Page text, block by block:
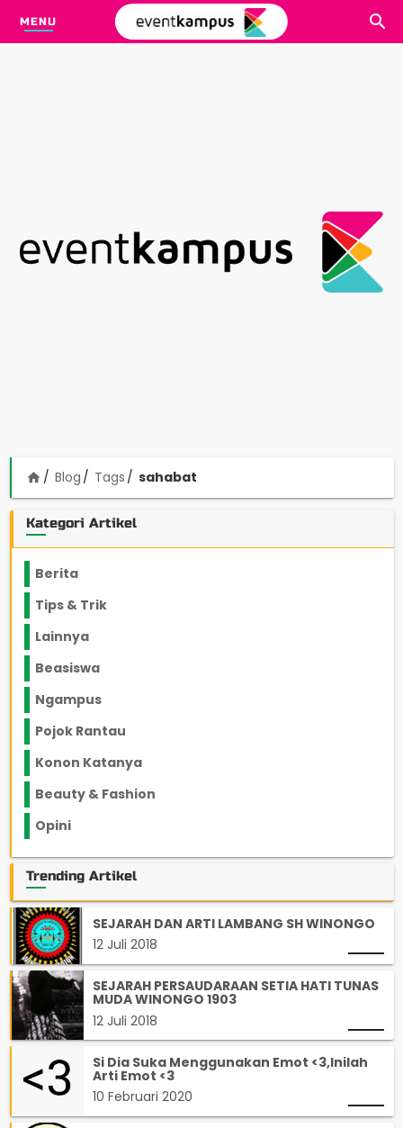
MENU
home Blog Tags sahabat
Kategori Artikel
Berita
Tips & Trik
Lainnya
Beasiswa
Ngampus
Pojok Rantau
Konon Katanya
Beauty & Fashion
Opini
Trending Artikel
SEJARAH DAN ARTI LAMBANG SH WINONGO
12 Juli 2018
SEJARAH PERSAUDARAAN SETIA HATI TUNAS
MUDA WINONGO 1903
12 Juli 2018
Si Dia Suka Menggunakan Emot <3,Inilah
Arti Emot <3
10 Februari 2020